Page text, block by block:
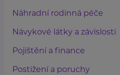
Náhradní rodinná péče
Návykové látky a závislosti
Pojištění a finance
Postižení a poruchy